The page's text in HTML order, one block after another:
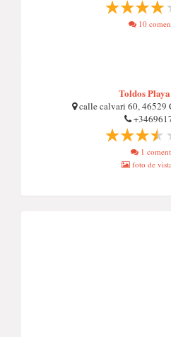
10
Toldos
calle calvari 60, 46529
1
foto de